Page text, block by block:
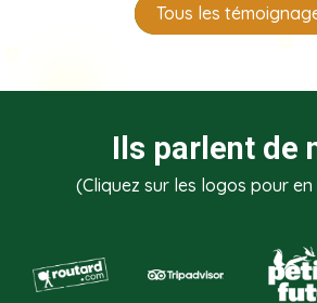
Tous les
Ils parlent de
(Cliquez sur les logos pour